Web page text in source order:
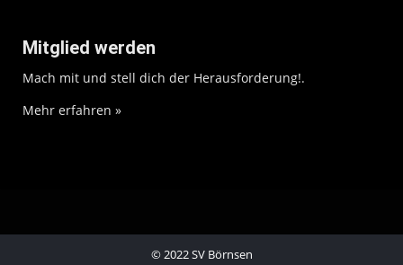
Mitglied werden
Mach mit und stell dich der Herausforderung!.
Mehr erfahren »
© 2022 SV Börnsen